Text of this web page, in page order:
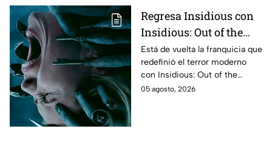
México
Regresa Insidious con
Insidious: Out of the
Further; esto revela el
aterrador primer tráiler
Está de vuelta la franquicia que
redefinió el terror moderno
con Insidious: Out of the
Further. Te contamos todo lo
05 agosto, 2026